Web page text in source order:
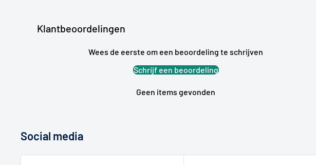
Klantbeoordelingen
Wees de eerste om een beoordeling te schrijven
Schrijf een beoordeling
Geen items gevonden
Social media